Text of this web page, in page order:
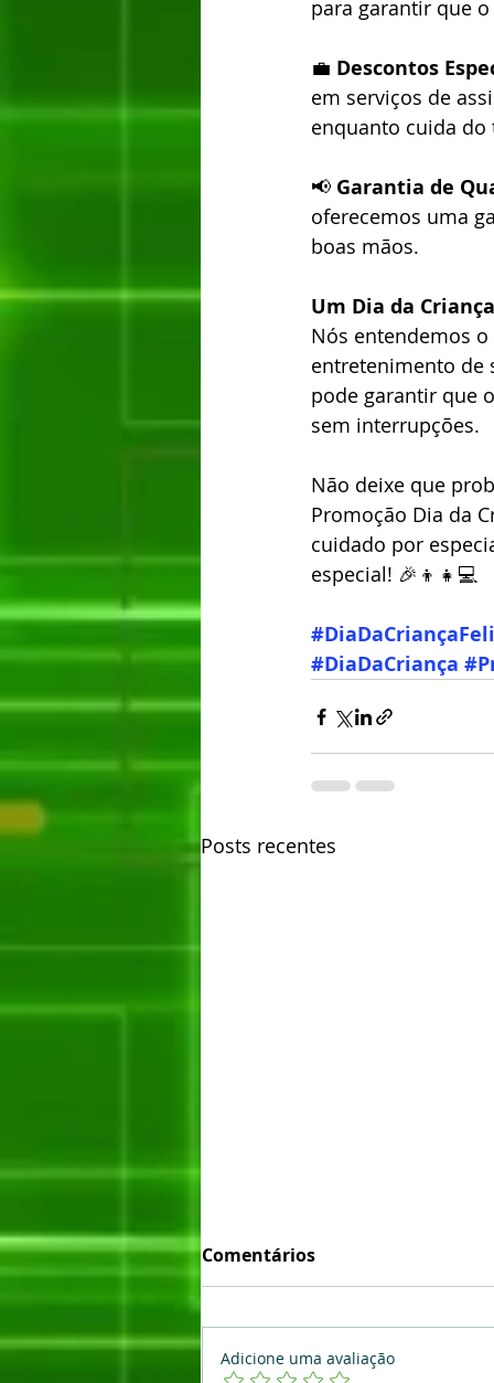
para garantir que
💼 Descontos
em serviços de
enquanto cuida do
📢 Garantia de
oferecemos uma
boas mãos.
Um Dia da
Nós entendemos
entretenimento de
pode garantir que
sem interrupções.
Não deixe que
Promoção Dia da
cuidado por
especial! 🎉👦👧💻
#DiaDaCriança
Posts recentes
Comentários
Adicione uma avaliação